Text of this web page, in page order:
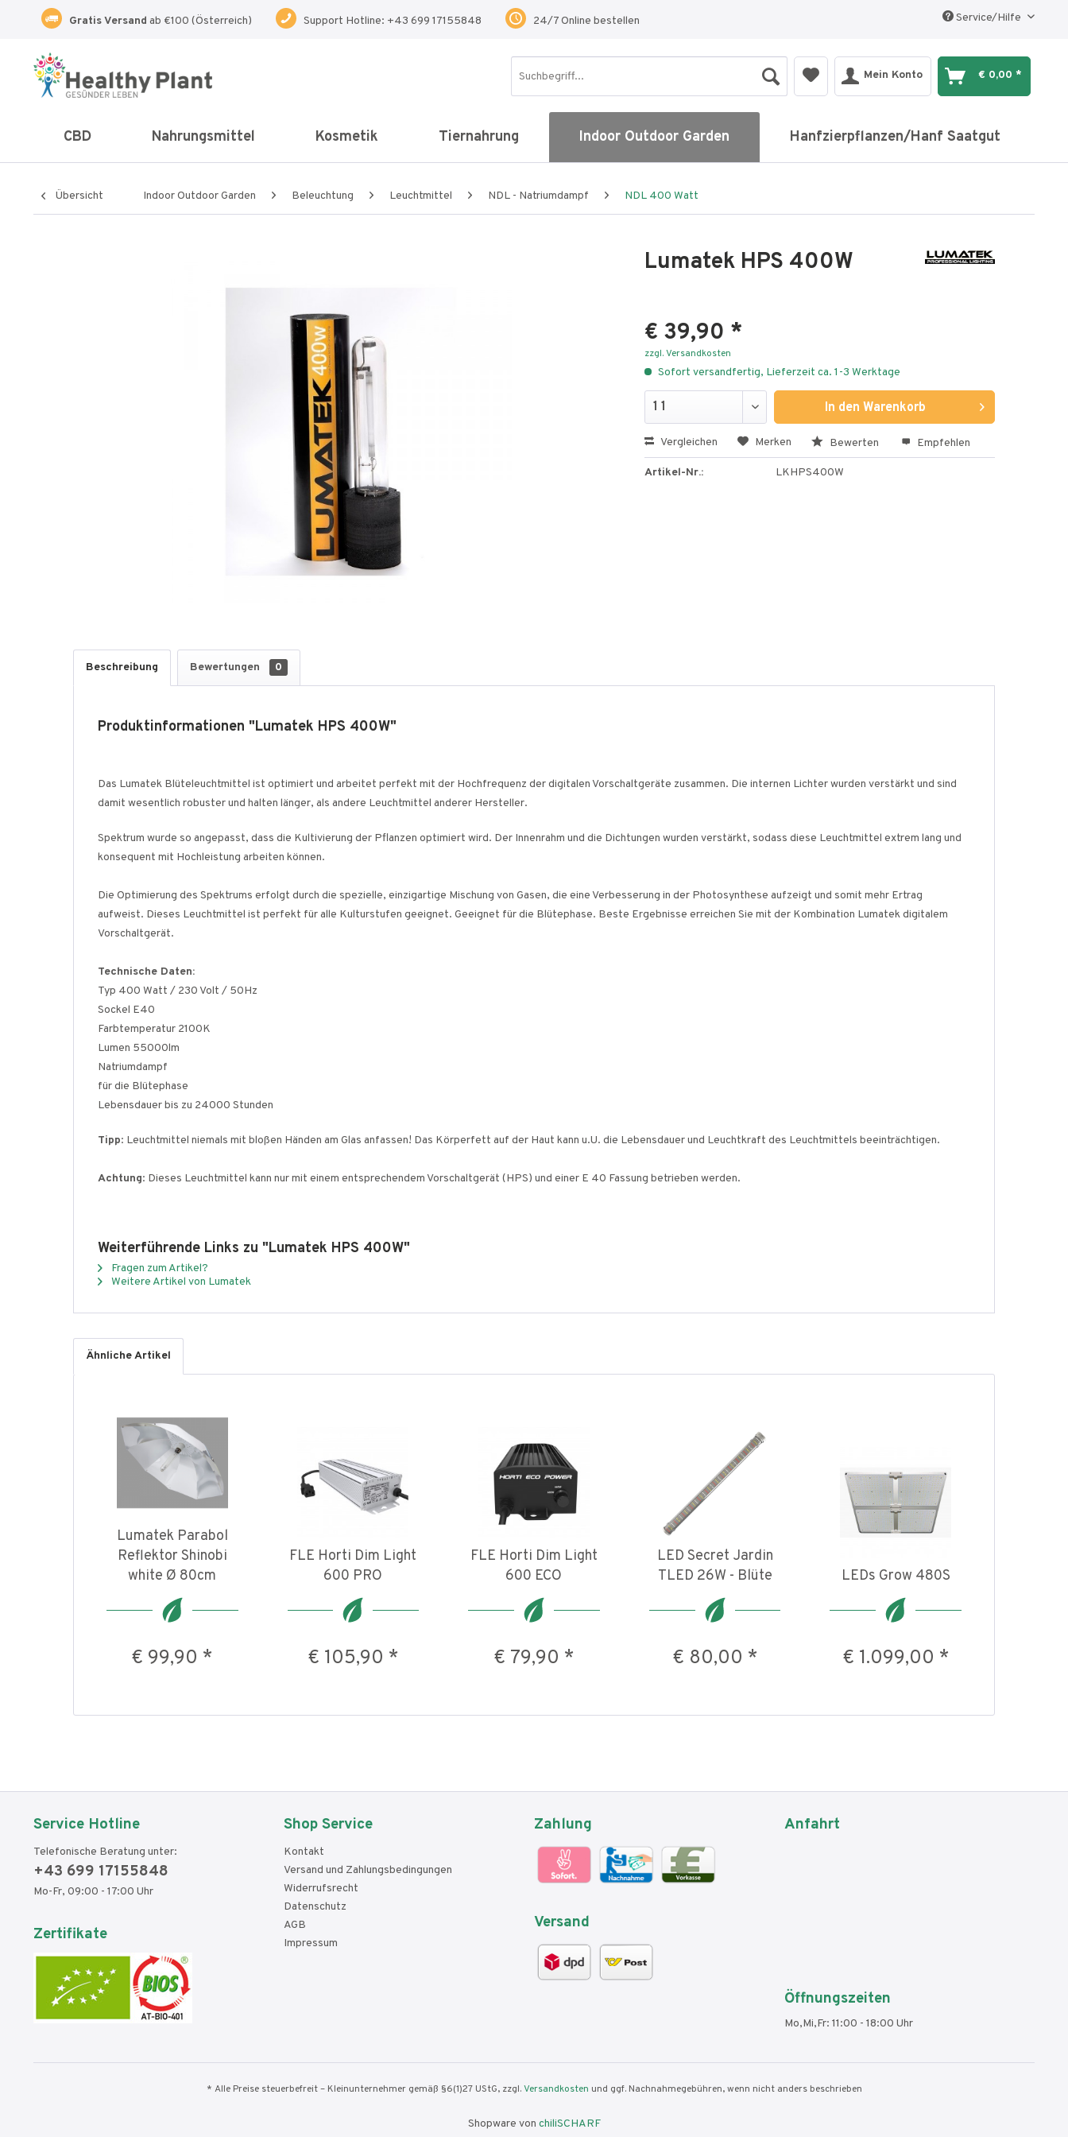
Gratis Versand ab €100 (Österreich) Support Hotline: +43 699 17155848 24/7 Online bestellen Service/Hilfe
Mein Konto € 0,00 *
CBD Nahrungsmittel Kosmetik Tiernahrung Indoor Outdoor Garden Hanfzierpflanzen/Hanf Saatgut
Übersicht Indoor Outdoor Garden Beleuchtung Leuchtmittel NDL - Natriumdampf NDL 400 Watt
Lumatek HPS 400W
€ 39,90 *
zzgl. Versandkosten
Sofort versandfertig, Lieferzeit ca. 1-3 Werktage
In den Warenkorb
Vergleichen Merken Bewerten Empfehlen
Artikel-Nr.: LKHPS400W
Beschreibung Bewertungen 0
Produktinformationen "Lumatek HPS 400W"
Das Lumatek Blüteleuchtmittel ist optimiert und arbeitet perfekt mit der Hochfrequenz der digitalen Vorschaltgeräte zusammen. Die internen Lichter wurden verstärkt und sind
damit wesentlich robuster und halten länger, als andere Leuchtmittel anderer Hersteller.
Spektrum wurde so angepasst, dass die Kultivierung der Pflanzen optimiert wird. Der Innenrahm und die Dichtungen wurden verstärkt, sodass diese Leuchtmittel extrem lang und
konsequent mit Hochleistung arbeiten können.
Die Optimierung des Spektrums erfolgt durch die spezielle, einzigartige Mischung von Gasen, die eine Verbesserung in der Photosynthese aufzeigt und somit mehr Ertrag
aufweist. Dieses Leuchtmittel ist perfekt für alle Kulturstufen geeignet. Geeignet für die Blütephase. Beste Ergebnisse erreichen Sie mit der Kombination Lumatek digitalem
Vorschaltgerät.
Technische Daten:
Typ 400 Watt / 230 Volt / 50Hz
Sockel E40
Farbtemperatur 2100K
Lumen 55000lm
Natriumdampf
für die Blütephase
Lebensdauer bis zu 24000 Stunden
Tipp: Leuchtmittel niemals mit bloßen Händen am Glas anfassen! Das Körperfett auf der Haut kann u.U. die Lebensdauer und Leuchtkraft des Leuchtmittels beeinträchtigen.
Achtung: Dieses Leuchtmittel kann nur mit einem entsprechendem Vorschaltgerät (HPS) und einer E 40 Fassung betrieben werden.
Weiterführende Links zu "Lumatek HPS 400W"
Fragen zum Artikel?
Weitere Artikel von Lumatek
Ähnliche Artikel
Lumatek Parabol
Reflektor Shinobi
white Ø 80cm
€ 99,90 *
FLE Horti Dim Light
600 PRO
€ 105,90 *
FLE Horti Dim Light
600 ECO
€ 79,90 *
LED Secret Jardin
TLED 26W - Blüte
€ 80,00 *
LEDs Grow 480S
€ 1.099,00 *
Service Hotline
Telefonische Beratung unter:
+43 699 17155848
Mo-Fr, 09:00 - 17:00 Uhr
Zertifikate
Shop Service
Kontakt
Versand und Zahlungsbedingungen
Widerrufsrecht
Datenschutz
AGB
Impressum
Zahlung
Versand
Anfahrt
Öffnungszeiten
Mo,Mi,Fr: 11:00 - 18:00 Uhr
* Alle Preise steuerbefreit – Kleinunternehmer gemäß §6(1)27 UStG, zzgl.Versandkosten und ggf. Nachnahmegebühren, wenn nicht anders beschrieben
Shopware von chiliSCHARF